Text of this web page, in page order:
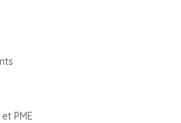
PME